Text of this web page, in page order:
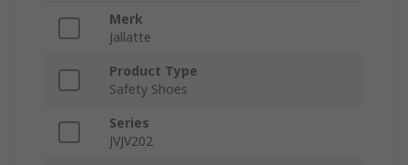
Merk
Jallatte
Product Type
Safety Shoes
Series
JVJV202